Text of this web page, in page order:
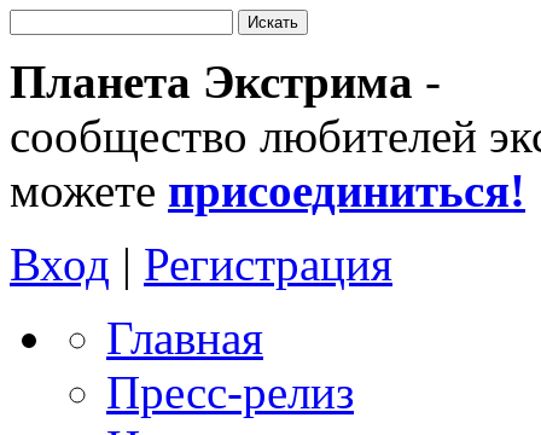
Планета Экстрима -
сообщество любителей
можете присоединиться!
Вход | Регистрация
Главная
Пресс-релиз